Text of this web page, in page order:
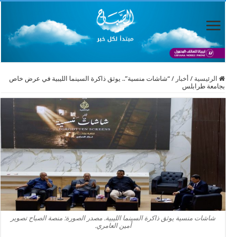
الرئيسية / أخبار / “شاشات منسية”.. يوثق ذاكرة السينما الليبية في عرض خاص
بجامعة طرابلس
شاشات منسية يوثق ذاكرة السينما الليبية. مصدر الصورة: منصة الصباح تصوير
أمين العامري.